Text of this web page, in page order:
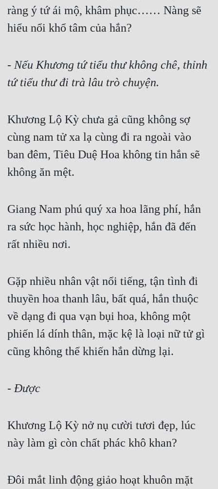
Triều Đấu
Trùng Sinh
Tu Chân
Tu Tiên
Vô Địch
Võ Hiệp
Võng Du
Xuyên Không
Xuyên Thư
Đô Thị
Đông Phương
Đông Phương Huyền Huyễn
Đồng Nhân
Ngự Thú
Truyện Nữ
Vô Địch Lưu
ràng ý tứ ái mộ, khâm phục…… Nàng sẽ
hiểu nổi khổ tâm của hắn?
- Nếu Khương tứ tiểu thư không chê, thỉnh
tứ tiểu thư đi trà lâu trò chuyện.
Khương Lộ Kỳ chưa gả cũng không sợ
cùng nam tử xa lạ cùng đi ra ngoài vào
ban đêm, Tiêu Duệ Hoa không tin hắn sẽ
không ăn mệt.
Giang Nam phú quý xa hoa lãng phí, hắn
ra sức học hành, học nghiệp, hắn đã đến
rất nhiều nơi.
Gặp nhiều nhân vật nổi tiếng, tận tình đi
thuyền hoa thanh lâu, bất quá, hắn thuộc
về dạng đi qua vạn bụi hoa, không một
phiến lá dính thân, mặc kệ là loại nữ tử gì
cũng không thể khiến hắn dừng lại.
- Được
Khương Lộ Kỳ nở nụ cười tươi đẹp, lúc
này làm gì còn chất phác khô khan?
Đôi mắt linh động giảo hoạt khuôn mặt